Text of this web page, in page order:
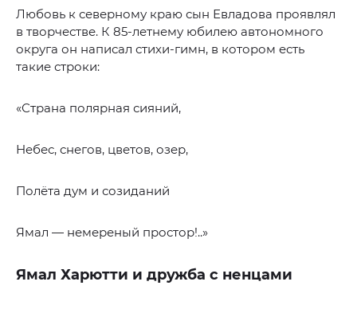
Любовь к северному краю сын Евладова проявлял
в творчестве. К 85-летнему юбилею автономного
округа он написал стихи-гимн, в котором есть
такие строки:
«Страна полярная сияний,
Небес, снегов, цветов, озер,
Полёта дум и созиданий
Ямал — немереный простор!..»
Ямал Харютти и дружба с ненцами